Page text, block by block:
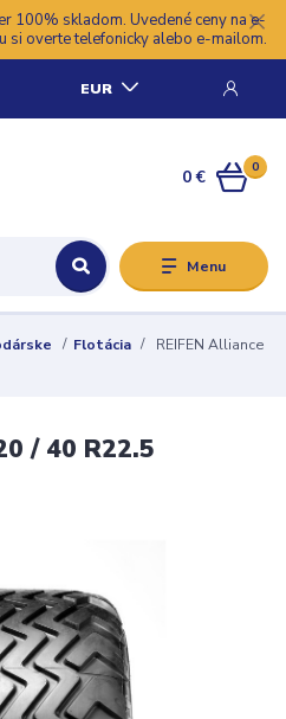
100% skladom. Uvedené ceny na e-
si overte telefonicky alebo e-mailom.
Menu
EUR
0
0 €
Flotácia
REIFEN Alliance
/ 40 R22.5